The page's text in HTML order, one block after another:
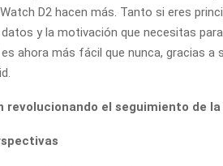
D2 hacen más. Tanto si eres
y la motivación que necesitas
ahora más fácil que nunca, gracias a
el seguimiento de